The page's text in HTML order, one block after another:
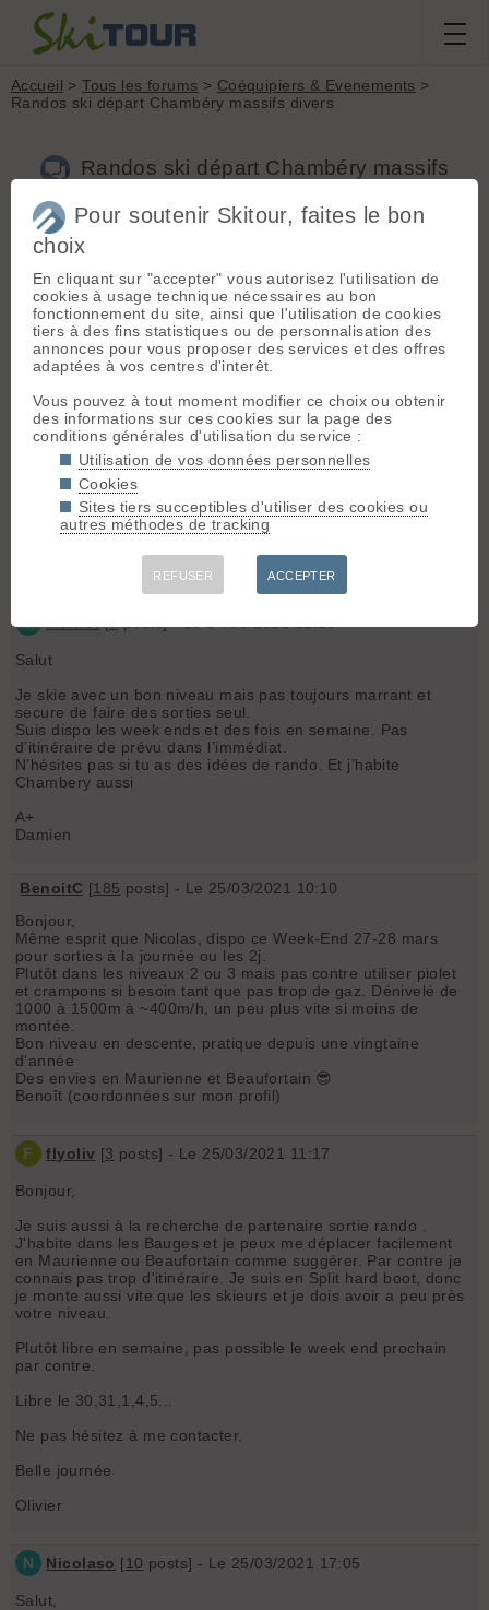
Accueil >Tous les forums > Coéquipiers & Evenements >
Randos ski départ Chambéry massifs divers
Randos ski départ Chambéry massifs
N
Nicolaso[10posts] - Le 19/03/2021 16:23
Bonjour,
Je recherche des personnes motivés pour randonner à ski, je
essentiellement belledonne et beaufortain , autonome et
équipé sécu, bon skieur, montée 400/500 mètres heures,
bonne ambiance détendu et tranquille le plaisir avant tout.
Ouvert à toute propositions de courses et idées
sympathiques.
Salut
Je skie avec un bon niveau mais pas toujours marrant et
secure de faire des sorties seul.
Suis dispo les week ends et des fois en semaine. Pas
d’itinéraire de prévu dans l’immédiat.
N’hésites pas si tu as des idées de rando. Et j’habite
Chambery aussi
A+
Damien
BenoitC [185 posts] - Le 25/03/2021 10:10
Bonjour,
Même esprit que Nicolas, dispo ce Week-End 27-28 mars
pour sorties à la journée ou les 2j.
Plutôt dans les niveaux 2 ou 3 mais pas contre utiliser piolet
et crampons si besoin tant que pas trop de gaz. Dénivelé de
1000 à 1500m à ~400m/h, un peu plus vite si moins de
montée.
Bon niveau en descente, pratique depuis une vingtaine
d'année
Des envies en Maurienne et Beaufortain 😎
Benoît (coordonnées sur mon profil)
F flyoliv [3 posts] - Le 25/03/2021 11:17
Bonjour,
Je suis aussi à la recherche de partenaire sortie rando .
J'habite dans les Bauges et je peux me déplacer facilement
en Maurienne ou Beaufortain comme suggérer. Par contre je
connais pas trop d'itinéraire. Je suis en Split hard boot, donc
je monte aussi vite que les skieurs et je dois avoir a peu près
votre niveau.
Plutôt libre en semaine, pas possible le week end prochain
par contre.
Libre le 30,31,1,4,5...
Ne pas hésitez à me contacter.
Belle journée
Olivier
N Nicolaso [10 posts] - Le 25/03/2021 17:05
Salut,
Pour soutenir Skitour, faites le bon
choix
En cliquant sur "accepter" vous autorisez l'utilisation de
cookies à usage technique nécessaires au bon
fonctionnement du site, ainsi que l'utilisation de cookies
tiers à des fins statistiques ou de personnalisation des
annonces pour vous proposer des services et des offres
adaptées à vos centres d'interêt.
Vous pouvez à tout moment modifier ce choix ou obtenir
des informations sur ces cookies sur la page des
conditions générales d'utilisation du service :
Utilisation de vos données personnelles
Cookies
Sites tiers succeptibles d'utiliser des cookies ou
autres méthodes de tracking
REFUSER ACCEPTER